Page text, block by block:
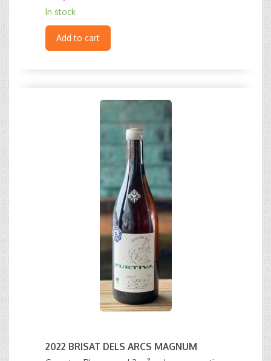
In stock
Add to cart
2022 BRISAT DELS ARCS MAGNUM